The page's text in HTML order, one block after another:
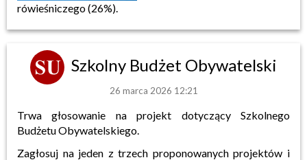
rówieśniczego (26%).
Szkolny Budżet Obywatelski
26 marca 2026 12:21
Trwa głosowanie na projekt dotyczący Szkolnego
Budżetu Obywatelskiego.
Zagłosuj na jeden z trzech proponowanych projektów i